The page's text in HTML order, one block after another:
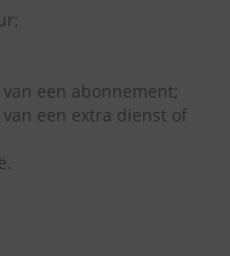
een abonnement;
een extra dienst of